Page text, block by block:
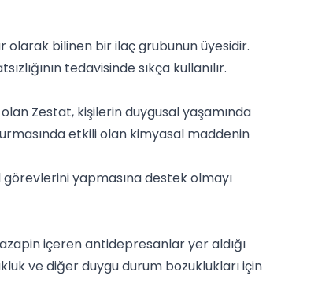
bilinen bir ilaç grubunun üyesidir.
tedavisinde sıkça kullanılır.
Zestat, kişilerin duygusal yaşamında
etkili olan kimyasal maddenin
yapmasına destek olmayı
içeren antidepresanlar yer aldığı
ve diğer duygu durum bozuklukları için